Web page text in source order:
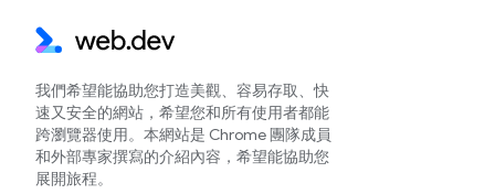
我們希望能協助您打造美觀、容易存取、快
速又安全的網站，希望您和所有使用者都能
跨瀏覽器使用。本網站是 Chrome 團隊成員
和外部專家撰寫的介紹內容，希望能協助您
展開旅程。